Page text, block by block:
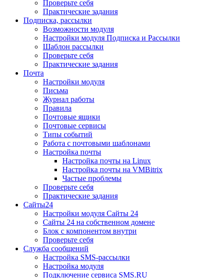
Проверьте себя
Практические задания
Подписка, рассылки
Возможности модуля
Настройки модуля Подписка и Рассылки
Шаблон рассылки
Проверьте себя
Практические задания
Почта
Настройки модуля
Письма
Журнал работы
Правила
Почтовые ящики
Почтовые сервисы
Типы событий
Работа с почтовыми шаблонами
Настройка почты
Настройка почты на Linux
Настройка почты на VMBitrix
Частые проблемы
Проверьте себя
Практические задания
Сайты24
Настройки модуля Сайты 24
Сайты 24 на собственном домене
Блок с компонентом внутри
Проверьте себя
Служба сообщений
Настройка SMS-рассылки
Настройка модуля
Подключение сервиса SMS.RU